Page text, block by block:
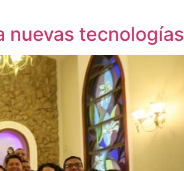
nuevas tecnologías